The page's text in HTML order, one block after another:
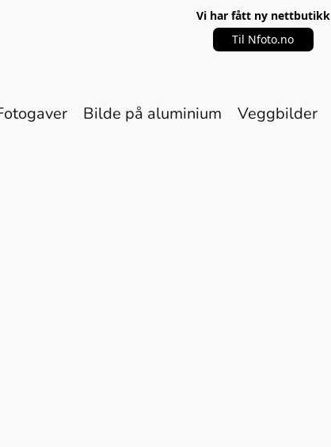
Vi har fått ny nettbutikk
Til Nfoto.no
Bilde på aluminium Veggbilder